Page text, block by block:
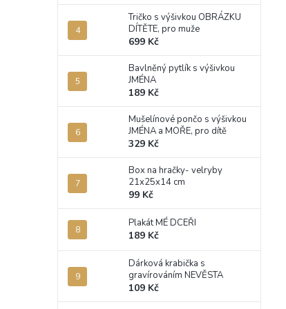
Tričko s výšivkou OBRÁZKU
DÍTĚTE, pro muže
699 Kč
Bavlněný pytlík s výšivkou
JMÉNA
189 Kč
Mušelínové pončo s výšivkou
JMÉNA a MOŘE, pro dítě
329 Kč
Box na hračky- velryby
21x25x14 cm
99 Kč
Plakát MÉ DCEŘI
189 Kč
Dárková krabička s
gravírováním NEVĚSTA
109 Kč